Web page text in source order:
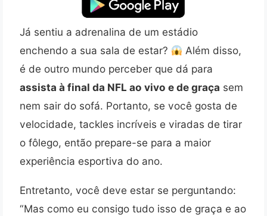
Já sentiu a adrenalina de um estádio
enchendo a sua sala de estar?
Além disso,
é de outro mundo perceber que dá para
assista à final da NFL ao vivo e de graça sem
nem sair do sofá. Portanto, se você gosta de
velocidade, tackles incríveis e viradas de tirar
o fôlego, então prepare-se para a maior
experiência esportiva do ano.
Entretanto, você deve estar se perguntando:
“Mas como eu consigo tudo isso de graça e ao